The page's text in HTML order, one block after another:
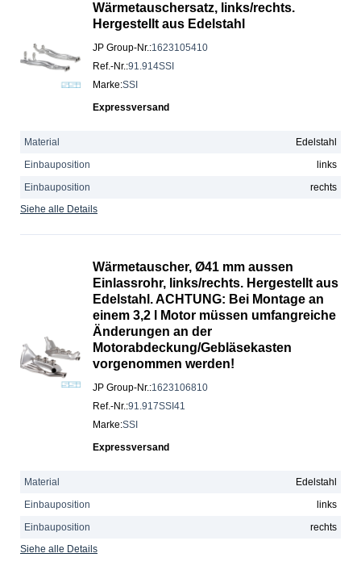
Wärmetauschersatz, links/rechts.
Hergestellt aus Edelstahl
JP Group-Nr.:1623105410
Ref.-Nr.:91.914SSI
Marke:SSI
Expressversand
Material
Edelstahl
Einbauposition
links
Einbauposition
rechts
Siehe alle Details
Wärmetauscher, Ø41 mm aussen
Einlassrohr, links/rechts. Hergestellt aus
Edelstahl. ACHTUNG: Bei Montage an
einem 3,2 l Motor müssen umfangreiche
Änderungen an der
Motorabdeckung/Gebläsekasten
vorgenommen werden!
JP Group-Nr.:1623106810
Ref.-Nr.:91.917SSI41
Marke:SSI
Expressversand
Material
Edelstahl
Einbauposition
links
Einbauposition
rechts
Siehe alle Details